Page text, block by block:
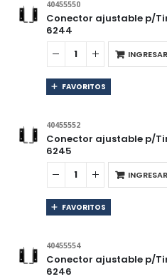
40455550
Conector ajustable p/
6244
INGRESAR
FAVORITOS
40455552
Conector ajustable p/
6245
INGRESAR
FAVORITOS
40455554
Conector ajustable p/
6246